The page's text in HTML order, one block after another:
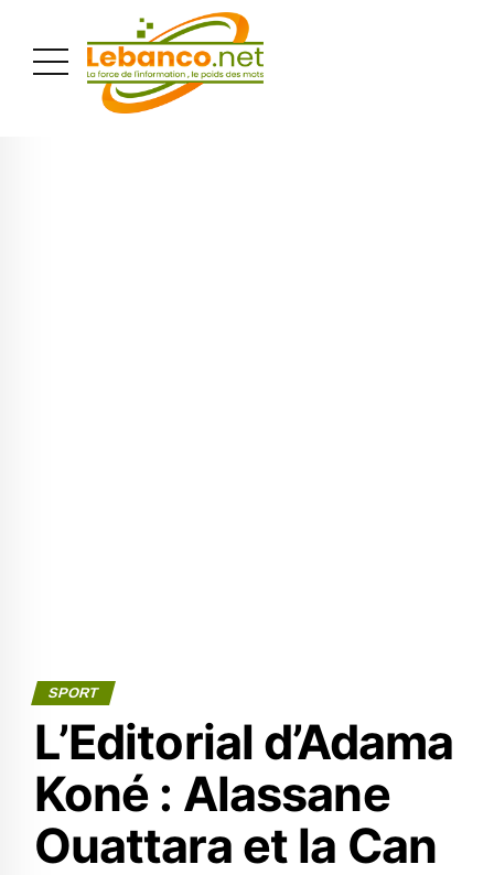
SPORT
L’Editorial d’Adama
Koné : Alassane
Ouattara et la Can